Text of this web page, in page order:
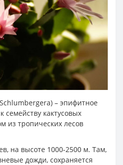
– эпифитное
семейству кактусовых
из тропических лесов
на высоте 1000-2500 м. Там,
дожди, сохраняется